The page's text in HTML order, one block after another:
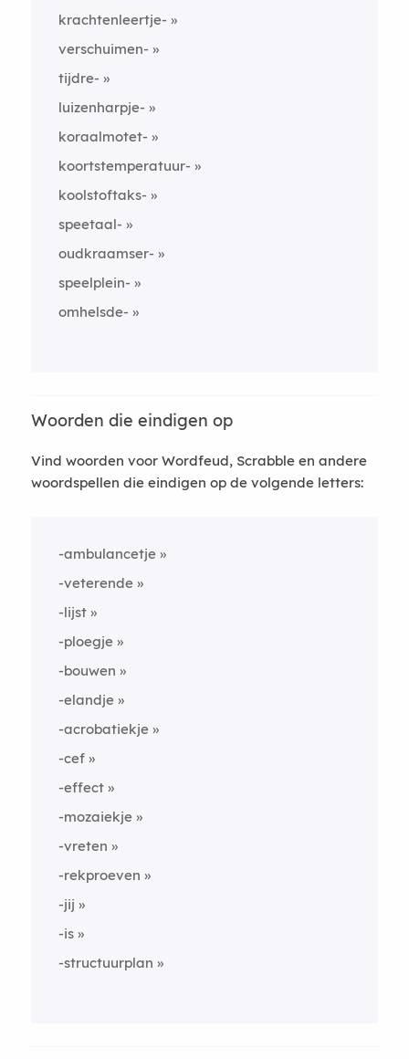
krachtenleertje-
verschuimen-
tijdre-
luizenharpje-
koraalmotet-
koortstemperatuur-
koolstoftaks-
speetaal-
oudkraamser-
speelplein-
omhelsde-
Woorden die eindigen op
Vind woorden voor Wordfeud, Scrabble en andere
woordspellen die eindigen op de volgende letters:
-ambulancetje
-veterende
-lijst
-ploegje
-bouwen
-elandje
-acrobatiekje
-cef
-effect
-mozaiekje
-vreten
-rekproeven
-jij
-is
-structuurplan